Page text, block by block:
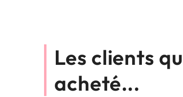
Les clients
acheté...